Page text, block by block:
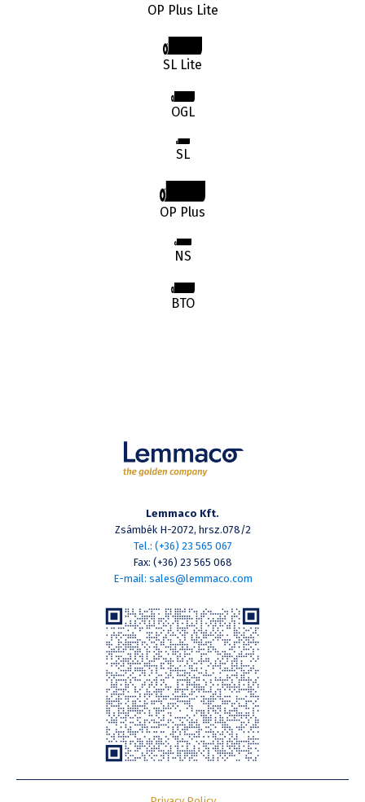
OP Plus Lite
SL Lite
OGL
SL
OP Plus
NS
BTO
Lemmaco Kft.
Zsámbék H-2072, hrsz.078/2
Tel.: (+36) 23 565 067
Fax: (+36) 23 565 068
E-mail: sales@lemmaco.com